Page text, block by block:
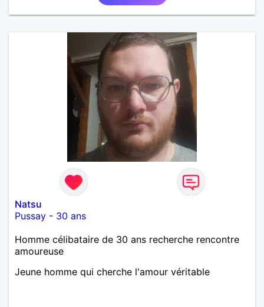
Natsu
Pussay - 30 ans
Homme célibataire de 30 ans recherche rencontre
amoureuse
Jeune homme qui cherche l'amour véritable